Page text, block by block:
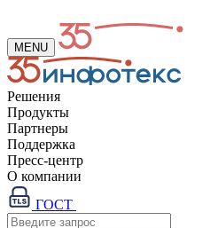
MENU
Решения
Продукты
Партнеры
Поддержка
Пресс-центр
О компании
ГОСТ